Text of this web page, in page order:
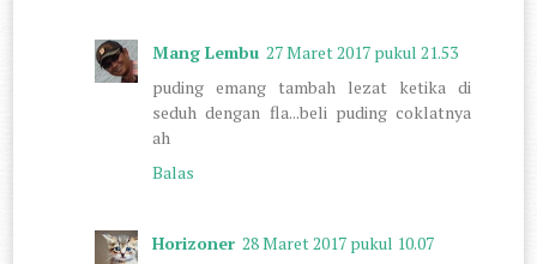
Mang Lembu 27 Maret 2017 pukul 21.53
puding emang tambah lezat ketika di
seduh dengan fla...beli puding coklatnya
ah
Balas
Horizoner 28 Maret 2017 pukul 10.07